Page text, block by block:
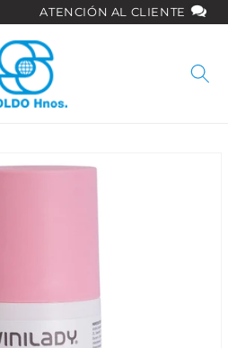
ATENCIÓN AL CLIENTE